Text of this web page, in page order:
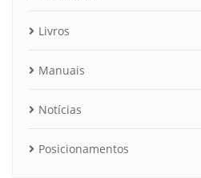
Livros
Manuais
Notícias
Posicionamentos